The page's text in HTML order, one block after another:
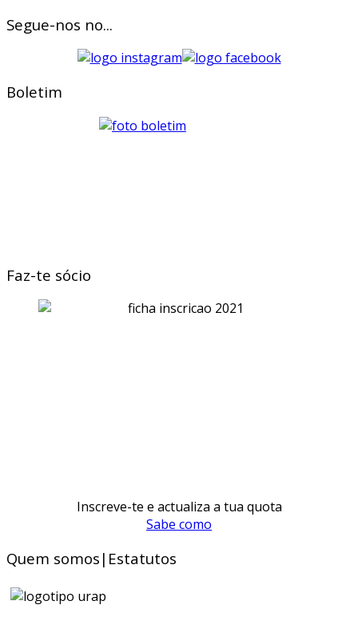
Segue-nos no...
Boletim
Faz-te sócio
Inscreve-te e actualiza a tua quota
Sabe como
Quem somos|Estatutos